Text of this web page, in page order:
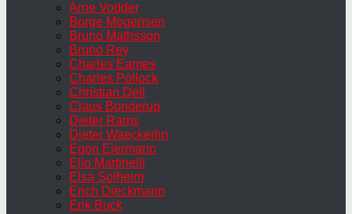
Arne Vodder
Borge Mogensen
Bruno Mathsson
Bruno Rey
Charles Eames
Charles Pollock
Christian Dell
Claus Bonderup
Dieter Rams
Dieter Waeckerlin
Egon Eiermann
Elio Martinelli
Elsa Solheim
Erich Dieckmann
Erik Buck